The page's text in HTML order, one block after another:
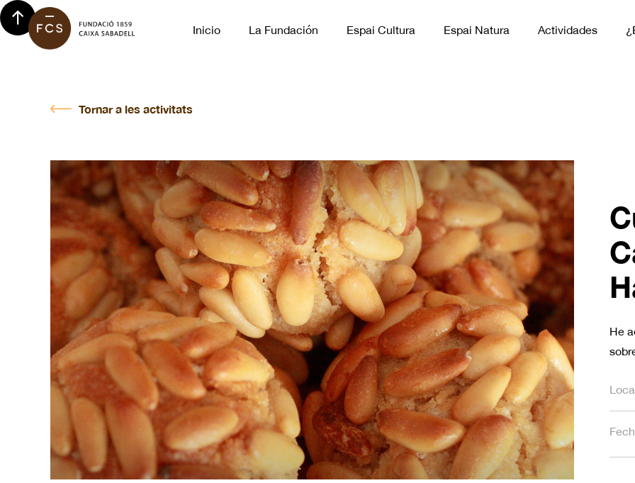
Inicio La Fundación Espai Cultura Espai Natura Actividades
Tornar a les activitats
He